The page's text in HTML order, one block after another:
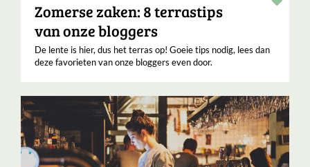
Zomerse zaken: 8 terrastips
van onze bloggers
De lente is hier, dus het terras op! Goeie tips nodig, lees dan
deze favorieten van onze bloggers even door.